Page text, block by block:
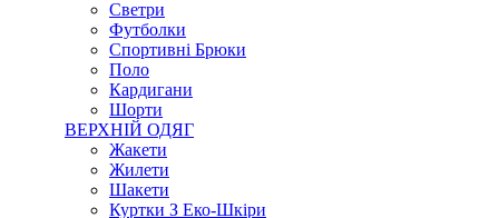
Светри
Футболки
Спортивні Брюки
Поло
Кардигани
Шорти
ВЕРХНІЙ ОДЯГ
Жакети
Жилети
Шакети
Куртки З Еко-Шкіри